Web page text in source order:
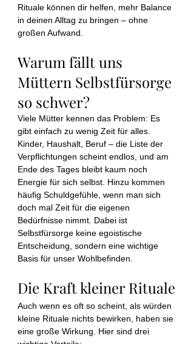
Rituale können dir helfen, mehr Balance
in deinen Alltag zu bringen – ohne
großen Aufwand.
Warum fällt uns
Müttern Selbstfürsorge
so schwer?
Viele Mütter kennen das Problem: Es
gibt einfach zu wenig Zeit für alles.
Kinder, Haushalt, Beruf – die Liste der
Verpflichtungen scheint endlos, und am
Ende des Tages bleibt kaum noch
Energie für sich selbst. Hinzu kommen
häufig Schuldgefühle, wenn man sich
doch mal Zeit für die eigenen
Bedürfnisse nimmt. Dabei ist
Selbstfürsorge keine egoistische
Entscheidung, sondern eine wichtige
Basis für unser Wohlbefinden.
Die Kraft kleiner Rituale
Auch wenn es oft so scheint, als würden
kleine Rituale nichts bewirken, haben sie
eine große Wirkung. Hier sind drei